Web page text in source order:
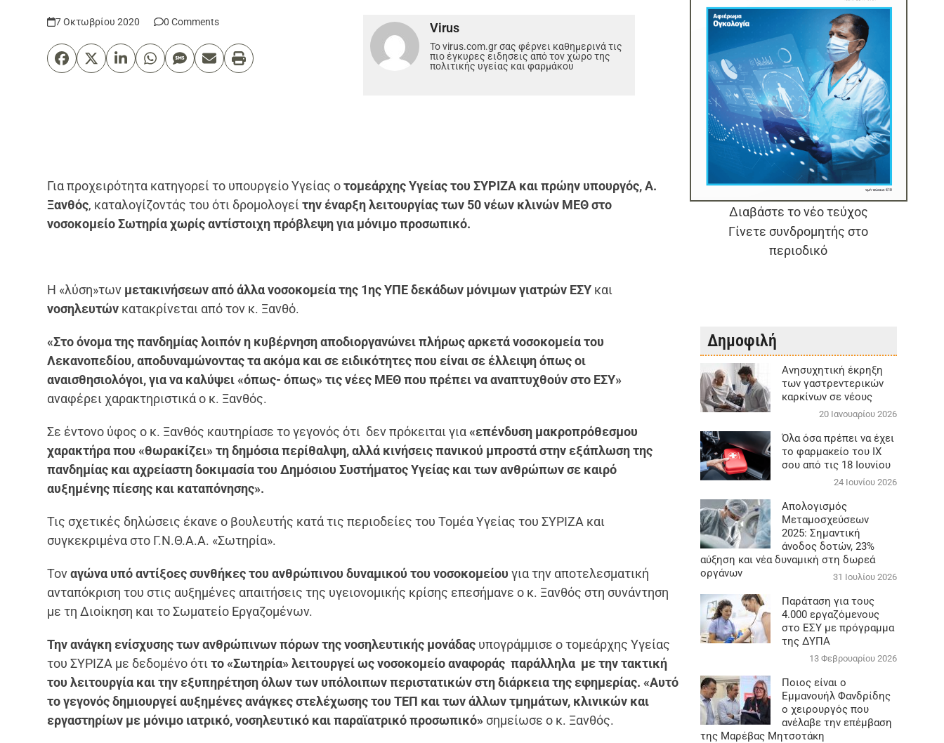
7 Οκτωβρίου 2020 0 Comments Virus
Το virus.com.gr σας φέρνει καθημερινά τις
πιο έγκυρες ειδησεις από τον χώρο της
πολιτικής υγείας και φαρμάκου
Για προχειρότητα κατηγορεί το υπουργείο Υγείας οτομεάρχης Υγείας του ΣΥΡΙΖΑ και πρώην υπουργός, Α.
Ξανθός, καταλογίζοντάς του ότι δρομολογείτην έναρξη λειτουργίας των 50 νέων κλινών ΜΕΘ στο
νοσοκομείο Σωτηρία χωρίς αντίστοιχη πρόβλεψη για μόνιμο προσωπικό.
Η «λύση»των μετακινήσεων από άλλα νοσοκομεία της 1ηςΥΠΕ δεκάδων μόνιμων γιατρών ΕΣΥ και
νοσηλευτών κατακρίνεται από τον κ. Ξανθό.
«Στο όνομα της πανδημίας λοιπόν η κυβέρνηση αποδιοργανώνει πλήρως αρκετά νοσοκομεία του
Λεκανοπεδίου, αποδυναμώνοντας τα ακόμα και σε ειδικότητες που είναι σε έλλειψη όπως οι
αναισθησιολόγοι, για να καλύψει «όπως- όπως» τις νέες ΜΕΘ που πρέπει να αναπτυχθούν στο ΕΣΥ»
αναφέρει χαρακτηριστικά ο κ. Ξανθός.
Σε έντονο ύφος ο κ. Ξανθός καυτηρίασε το γεγονός ότι δεν πρόκειται για«επένδυση μακροπρόθεσμου
χαρακτήρα που «θωρακίζει» τη δημόσια περίθαλψη, αλλά κινήσεις πανικού μπροστά στην εξάπλωση της
πανδημίας και αχρείαστη δοκιμασία του Δημόσιου Συστήματος Υγείας και των ανθρώπων σε καιρό
αυξημένης πίεσης και καταπόνησης».
Τις σχετικές δηλώσεις έκανε ο βουλευτής κατά τις περιοδείες του Τομέα Υγείας του ΣΥΡΙΖΑ και
συγκεκριμένα στο Γ.Ν.Θ.Α.Α. «Σωτηρία».
Τοναγώνα υπό αντίξοες συνθήκες του ανθρώπινου δυναμικού του νοσοκομείου για την αποτελεσματική
ανταπόκριση του στις αυξημένες απαιτήσεις της υγειονομικής κρίσης επεσήμανε ο κ. Ξανθός στη συνάντηση
με τη Διοίκηση και το Σωματείο Εργαζομένων.
Την ανάγκη ενίσχυσης των ανθρώπινων πόρων της νοσηλευτικής μονάδας υπογράμμισε ο τομεάρχης Υγείας
του ΣΥΡΙΖΑ με δεδομένο ότιτο «Σωτηρία» λειτουργεί ως νοσοκομείο αναφοράς παράλληλα με την τακτική
του λειτουργία και την εξυπηρέτηση όλων των υπόλοιπων περιστατικών στη διάρκεια της εφημερίας. «Αυτό
το γεγονός δημιουργεί αυξημένες ανάγκες στελέχωσης του ΤΕΠ και των άλλων τμημάτων, κλινικών και
εργαστηρίων με μόνιμο ιατρικό, νοσηλευτικό και παραϊατρικό προσωπικό» σημείωσε ο κ. Ξανθός.
Διαβάστε το νέο τεύχος
Γίνετε συνδρομητής στο
περιοδικό
Δημοφιλή
Aνησυχητική έκρηξη
των γαστρεντερικών
καρκίνων σε νέους
20 Ιανουαρίου 2026
Όλα όσα πρέπει να έχει
το φαρμακείο του ΙΧ
σου από τις 18 Ιουνίου
24 Ιουνίου 2026
Απολογισμός
Μεταμοσχεύσεων
2025: Σημαντική
άνοδος δοτών, 23%
αύξηση και νέα δυναμική στη δωρεά
οργάνων
31 Ιουλίου 2026
Παράταση για τους
4.000 εργαζόμενους
στο ΕΣΥ με πρόγραμμα
της ΔΥΠΑ
13 Φεβρουαρίου 2026
Ποιος είναι ο
Εμμανουήλ Φανδρίδης
ο χειρουργός που
ανέλαβε την επέμβαση
της Μαρέβας Μητσοτάκη